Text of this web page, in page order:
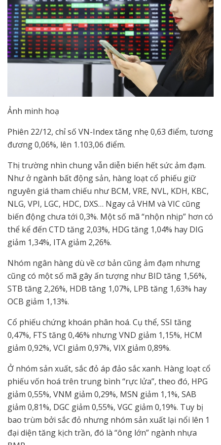
Ảnh minh hoạ
Phiên 22/12, chỉ số VN-Index tăng nhẹ 0,63 điểm, tương
đương 0,06%, lên 1.103,06 điểm.
Thị trường nhìn chung vẫn diễn biến hết sức ảm đạm.
Như ở ngành bất động sản, hàng loạt cổ phiếu giữ
nguyên giá tham chiếu như BCM, VRE, NVL, KDH, KBC,
NLG, VPI, LGC, HDC, DXS… Ngay cả VHM và VIC cũng
biến động chưa tới 0,3%. Một số mã “nhộn nhịp” hơn có
thể kể đến CTD tăng 2,03%, HDG tăng 1,04% hay DIG
giảm 1,34%, ITA giảm 2,26%.
Nhóm ngân hàng dù về cơ bản cũng ảm đạm nhưng
cũng có một số mã gây ấn tượng như BID tăng 1,56%,
STB tăng 2,26%, HDB tăng 1,07%, LPB tăng 1,63% hay
OCB giảm 1,13%.
Cổ phiếu chứng khoán phân hoá. Cụ thể, SSI tăng
0,47%, FTS tăng 0,46% nhưng VND giảm 1,15%, HCM
giảm 0,92%, VCI giảm 0,97%, VIX giảm 0,89%.
Ở nhóm sản xuất, sắc đỏ áp đảo sắc xanh. Hàng loạt cổ
phiếu vốn hoá trên trung bình “rực lửa”, theo đó, HPG
giảm 0,55%, VNM giảm 0,29%, MSN giảm 1,1%, SAB
giảm 0,81%, DGC giảm 0,55%, VGC giảm 0,19%. Tuy bị
bao trùm bởi sắc đỏ nhưng nhóm sản xuất lại nổi lên 1
đại diện tăng kịch trần, đó là “ông lớn” ngành nhựa